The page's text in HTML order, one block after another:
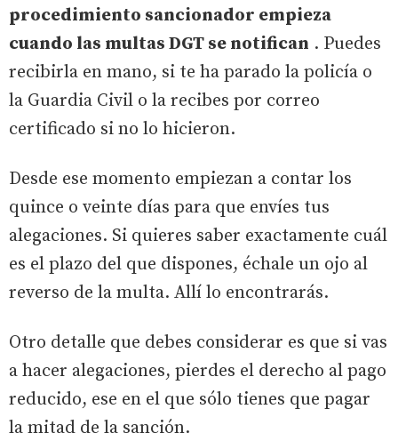
procedimiento sancionador empieza
cuando las multas DGT se notifican . Puedes
recibirla en mano, si te ha parado la policía o
la Guardia Civil o la recibes por correo
certificado si no lo hicieron.
Desde ese momento empiezan a contar los
quince o veinte días para que envíes tus
alegaciones. Si quieres saber exactamente cuál
es el plazo del que dispones, échale un ojo al
reverso de la multa. Allí lo encontrarás.
Otro detalle que debes considerar es que si vas
a hacer alegaciones, pierdes el derecho al pago
reducido, ese en el que sólo tienes que pagar
la mitad de la sanción.